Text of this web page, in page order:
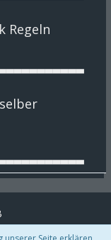
Regeln